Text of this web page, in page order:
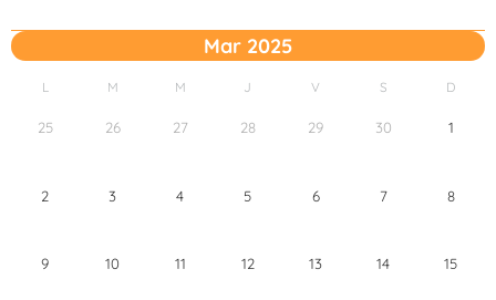
Mar 2025
L M M J V S D
25 26 27 28 29 30 1
2 3 4 5 6 7 8
9 10 11 12 13 14 15